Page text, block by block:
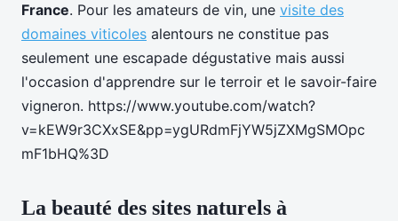
France. Pour les amateurs de vin, une visite des
domaines viticoles alentours ne constitue pas
seulement une escapade dégustative mais aussi
l'occasion d'apprendre sur le terroir et le savoir-faire
vigneron. https://www.youtube.com/watch?
v=kEW9r3CXxSE&pp=ygURdmFjYW5jZXMgSMOpc
mF1bHQ%3D
La beauté des sites naturels à